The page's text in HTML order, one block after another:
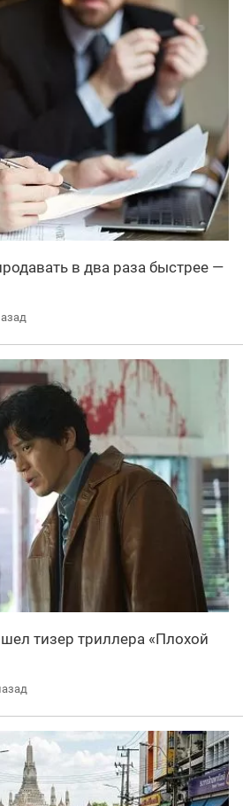
в два раза быстрее —
тизер триллера «Плохой